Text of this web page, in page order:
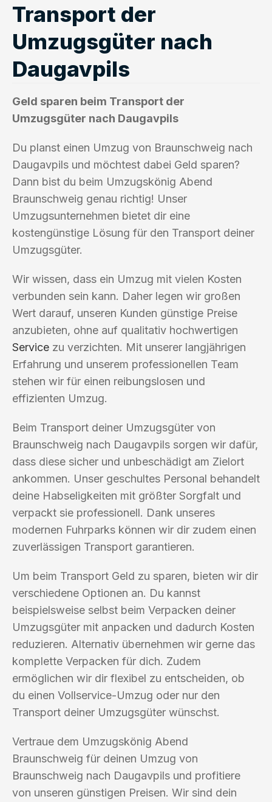
Transport der
Umzugsgüter nach
Daugavpils
Geld sparen beim Transport der
Umzugsgüter nach Daugavpils
Du planst einen Umzug von Braunschweig nach
Daugavpils und möchtest dabei Geld sparen?
Dann bist du beim Umzugskönig Abend
Braunschweig genau richtig! Unser
Umzugsunternehmen bietet dir eine
kostengünstige Lösung für den Transport deiner
Umzugsgüter.
Wir wissen, dass ein Umzug mit vielen Kosten
verbunden sein kann. Daher legen wir großen
Wert darauf, unseren Kunden günstige Preise
anzubieten, ohne auf qualitativ hochwertigen
Service zu verzichten. Mit unserer langjährigen
Erfahrung und unserem professionellen Team
stehen wir für einen reibungslosen und
effizienten Umzug.
Beim Transport deiner Umzugsgüter von
Braunschweig nach Daugavpils sorgen wir dafür,
dass diese sicher und unbeschädigt am Zielort
ankommen. Unser geschultes Personal behandelt
deine Habseligkeiten mit größter Sorgfalt und
verpackt sie professionell. Dank unseres
modernen Fuhrparks können wir dir zudem einen
zuverlässigen Transport garantieren.
Um beim Transport Geld zu sparen, bieten wir dir
verschiedene Optionen an. Du kannst
beispielsweise selbst beim Verpacken deiner
Umzugsgüter mit anpacken und dadurch Kosten
reduzieren. Alternativ übernehmen wir gerne das
komplette Verpacken für dich. Zudem
ermöglichen wir dir flexibel zu entscheiden, ob
du einen Vollservice-Umzug oder nur den
Transport deiner Umzugsgüter wünschst.
Vertraue dem Umzugskönig Abend
Braunschweig für deinen Umzug von
Braunschweig nach Daugavpils und profitiere
von unseren günstigen Preisen. Wir sind dein